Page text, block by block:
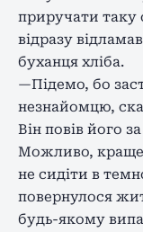
приручати таку
відразу
буханця хліба.
—Підемо, бо
незнайомцю,
Він повів його
Можливо, краще
не сидіти в
повернулося
будь-якому